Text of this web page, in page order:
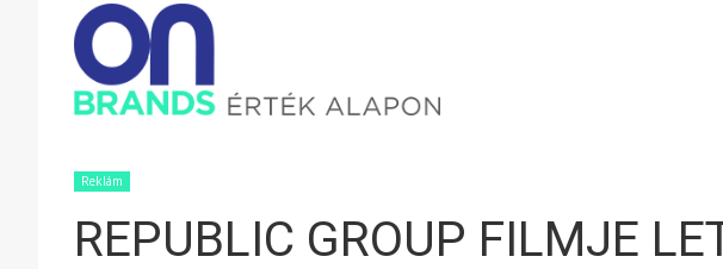
ÉRTÉK
Reklám
REPUBLIC GROUP FILMJE